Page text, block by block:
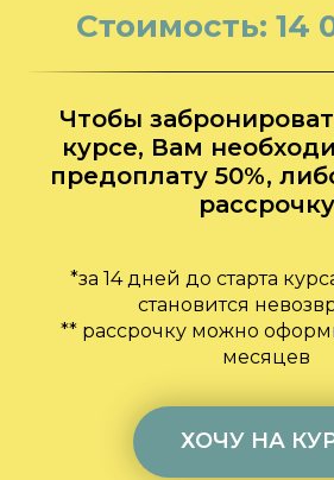
Стоимость: 14
Чтобы
курсе, Вам
предоплату 50%,
рассрочку
*за 14 дней до старта
становится
** рассрочку можно
месяцев
ХОЧУ НА